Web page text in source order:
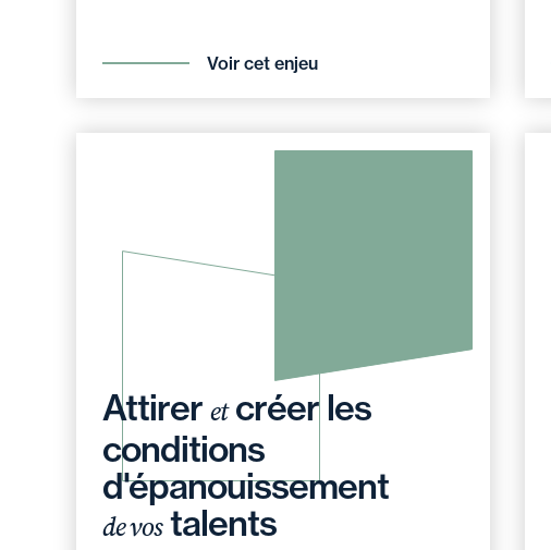
Voir cet enjeu
Attirer etcréer les
conditions
d'épanouissement
de vostalents